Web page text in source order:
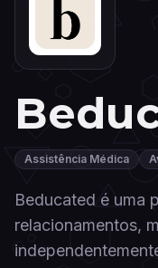
Assistência Médica
Beducated é uma
relacionamentos,